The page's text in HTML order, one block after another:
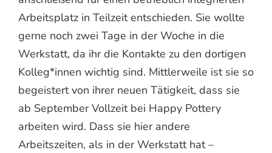
Arbeitsplatz in Teilzeit entschieden. Sie wollte
gerne noch zwei Tage in der Woche in die
Werkstatt, da ihr die Kontakte zu den dortigen
Kolleg*innen wichtig sind. Mittlerweile ist sie so
begeistert von ihrer neuen Tätigkeit, dass sie
ab September Vollzeit bei Happy Pottery
arbeiten wird. Dass sie hier andere
Arbeitszeiten, als in der Werkstatt hat –